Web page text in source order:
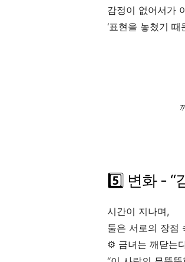
감정이 없어서가
‘표현을 놓쳤기 때
5️⃣ 변화 - “
시간이 지나며,
둘은 서로의 장점
⚙️ 금녀는 깨닫는